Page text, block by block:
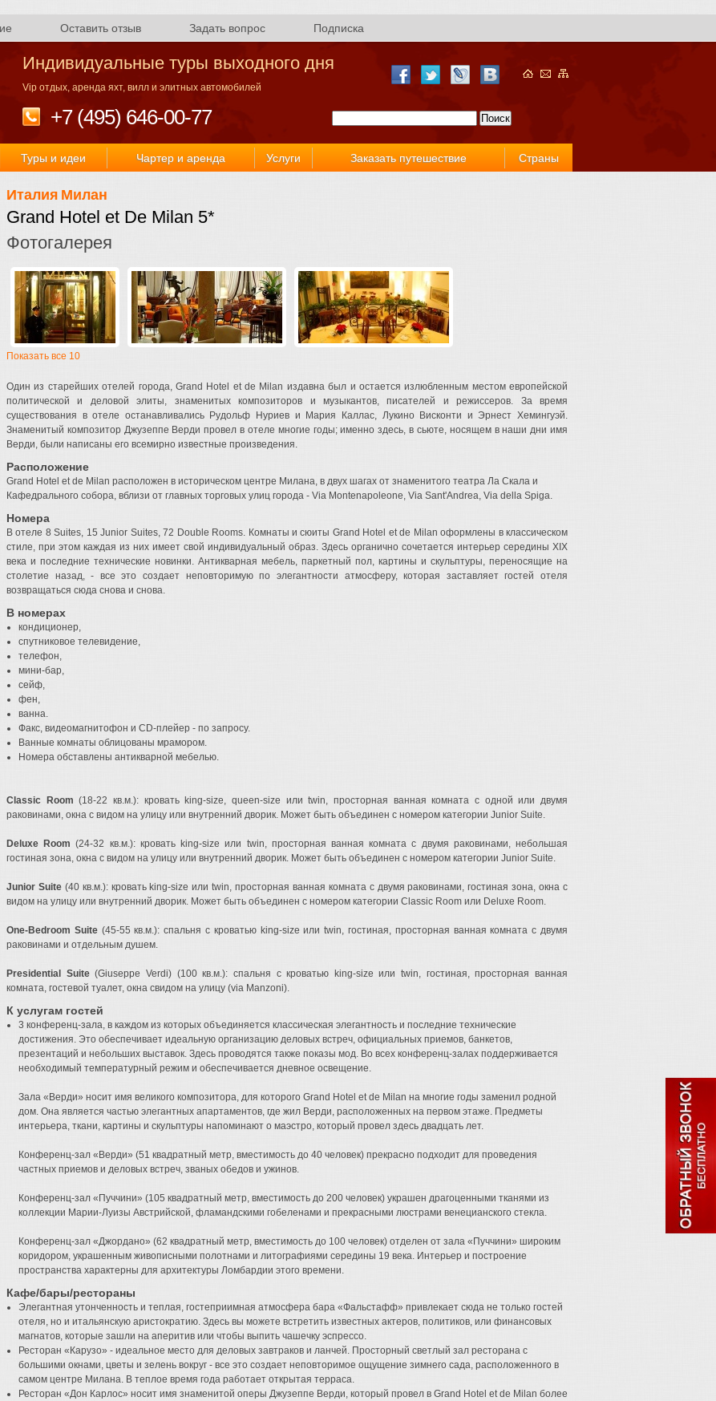
Оставить отзыв Задать вопрос Подписка
Индивидуальные туры выходного дня
Vip отдых, аренда яхт, вилл и элитных автомобилей
+7 (495) 646-00-77
Туры и идеи Чартер и аренда Услуги Заказать путешествие Страны
Италия Милан
Grand Hotel et De Milan 5*
Фотогалерея
Показать все 10
Один из старейших отелей города, Grand Hotel et de Milan издавна был и остается излюбленным местом европейской
политической и деловой элиты, знаменитых композиторов и музыкантов, писателей и режиссеров. За время
существования в отеле останавливались Рудольф Нуриев и Мария Каллас, Лукино Висконти и Эрнест Хемингуэй.
Знаменитый композитор Джузеппе Верди провел в отеле многие годы; именно здесь, в сьюте, носящем в наши дни имя
Верди, были написаны его всемирно известные произведения.
Расположение
Grand Hotel et de Milan расположен в историческом центре Милана, в двух шагах от знаменитого театра Ла Скала и
Кафедрального собора, вблизи от главных торговых улиц города - Via Montenapoleone, Via Sant'Andrea, Via della Spiga.
Номера
В отеле 8 Suites, 15 Junior Suites, 72 Double Rooms. Комнаты и сюиты Grand Hotel et de Milan оформлены в классическом
стиле, при этом каждая из них имеет свой индивидуальный образ. Здесь органично сочетается интерьер середины XIX
века и последние технические новинки. Антикварная мебель, паркетный пол, картины и скульптуры, переносящие на
столетие назад, - все это создает неповторимую по элегантности атмосферу, которая заставляет гостей отеля
возвращаться сюда снова и снова.
В номерах
кондиционер,
спутниковое телевидение,
телефон,
мини-бар,
сейф,
фен,
ванна.
Факс, видеомагнитофон и CD-плейер - по запросу.
Ванные комнаты облицованы мрамором.
Номера обставлены антикварной мебелью.
Classic Room (18-22 кв.м.): кровать king-size, queen-size или twin, просторная ванная комната с одной или двумя
раковинами, окна с видом на улицу или внутренний дворик. Может быть объединен с номером категории Junior Suite.
Deluxe Room (24-32 кв.м.): кровать king-size или twin, просторная ванная комната с двумя раковинами, небольшая
гостиная зона, окна с видом на улицу или внутренний дворик. Может быть объединен с номером категории Junior Suite.
Junior Suite(40 кв.м.): кровать king-size или twin, просторная ванная комната с двумя раковинами, гостиная зона, окна с
видом на улицу или внутренний дворик. Может быть объединен с номером категории Classic Room или Deluxe Room.
One-Bedroom Suite(45-55 кв.м.): спальня с кроватью king-size или twin, гостиная, просторная ванная комната с двумя
раковинами и отдельным душем.
Presidential Suite(Giuseppe Verdi) (100 кв.м.): спальня с кроватью king-size или twin, гостиная, просторная ванная
комната, гостевой туалет, окна свидом на улицу (via Manzoni).
К услугам гостей
3 конференц-зала, в каждом из которых объединяется классическая элегантность и последние технические
достижения. Это обеспечивает идеальную организацию деловых встреч, официальных приемов, банкетов,
презентаций и небольших выставок. Здесь проводятся также показы мод. Во всех конференц-залах поддерживается
необходимый температурный режим и обеспечивается дневное освещение.
Зала «Верди» носит имя великого композитора, для которого Grand Hotel et de Milan на многие годы заменил родной
дом. Она является частью элегантных апартаментов, где жил Верди, расположенных на первом этаже. Предметы
интерьера, ткани, картины и скульптуры напоминают о маэстро, который провел здесь двадцать лет.
Конференц-зал «Верди» (51 квадратный метр, вместимость до 40 человек) прекрасно подходит для проведения
частных приемов и деловых встреч, званых обедов и ужинов.
Конференц-зал «Пуччини» (105 квадратный метр, вместимость до 200 человек) украшен драгоценными тканями из
коллекции Марии-Луизы Австрийской, фламандскими гобеленами и прекрасными люстрами венецианского стекла.
Конференц-зал «Джордано» (62 квадратный метр, вместимость до 100 человек) отделен от зала «Пуччини» широким
коридором, украшенным живописными полотнами и литографиями середины 19 века. Интерьер и построение
пространства характерны для архитектуры Ломбардии этого времени.
Кафе/бары/рестораны
Элегантная утонченность и теплая, гостеприимная атмосфера бара «Фальстафф» привлекает сюда не только гостей
отеля, но и итальянскую аристократию. Здесь вы можете встретить известных актеров, политиков, или финансовых
магнатов, которые зашли на аперитив или чтобы выпить чашечку эспрессо.
Ресторан «Карузо» - идеальное место для деловых завтраков и ланчей. Просторный светлый зал ресторана с
большими окнами, цветы и зелень вокруг - все это создает неповторимое ощущение зимнего сада, расположенного в
самом центре Милана. В теплое время года работает открытая терраса.
Ресторан «Дон Карлос» носит имя знаменитой оперы Джузеппе Верди, который провел в Grand Hotel et de Milan более